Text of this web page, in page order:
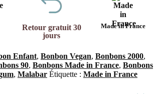
Retour gratuit 30
jours
Made in France
Enfant, Bonbon Vegan, Bonbons 2000,
90, Bonbons Made in France, Bonbons
, Malabar Étiquette : Made in France